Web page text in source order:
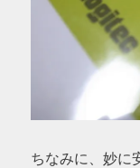
ちなみに、妙に